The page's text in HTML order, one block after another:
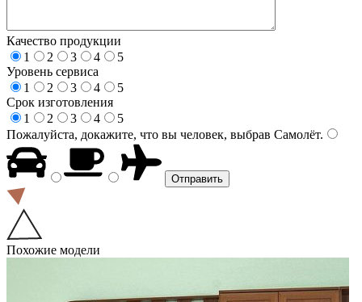
Качество продукции
1
2 3 4
5
Уровень сервиса
1
2 3 4
5
Срок изготовления
1
2 3 4
5
Пожалуйста, докажите, что вы человек, выбрав Самолёт.
Похожие модели